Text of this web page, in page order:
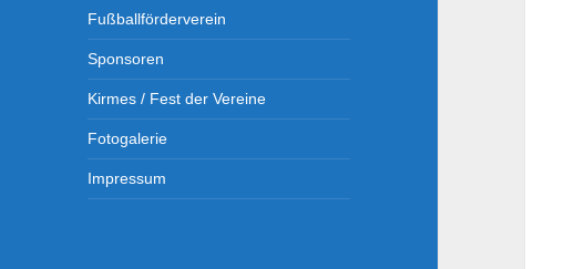
Fußballförderverein
Sponsoren
Kirmes / Fest der Vereine
Fotogalerie
Impressum